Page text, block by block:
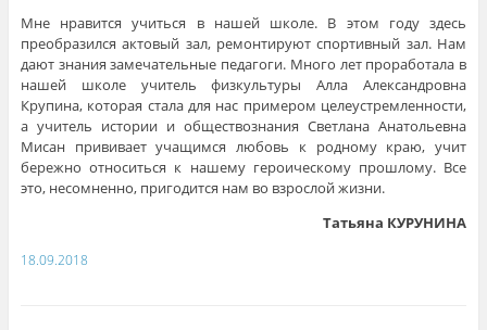
Мне нравится учиться в нашей школе. В этом году здесь
преобразился актовый зал, ремонтируют спортивный зал. Нам
дают знания замечательные педагоги. Много лет проработала в
нашей школе учитель физкультуры Алла Александровна
Крупина, которая стала для нас примером целеустремленности,
а учитель истории и обществознания Светлана Анатольевна
Мисан прививает учащимся любовь к родному краю, учит
бережно относиться к нашему героическому прошлому. Все
это, несомненно, пригодится нам во взрослой жизни.
Татьяна КУРУНИНА
18.09.2018